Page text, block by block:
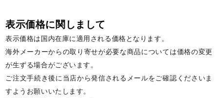
表示価格に関しまして
表示価格は国内在庫に適用される価格となります。
海外メーカーからの取り寄せが必要な商品については価格の変更
が生ずる場合がございます。
ご注文手続き後に当店から発信されるメールをご確認くださいま
すようお願いいたします。